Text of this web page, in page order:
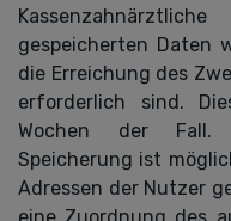
gespeicherten Daten
die Erreichung des
erforderlich sind.
Wochen der Fall.
Speicherung ist
Adressen der Nutzer